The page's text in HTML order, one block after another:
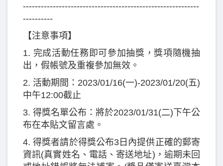
-----------------------------------------------------------
----------
【注意事項】
1. 完成活動任務即可參加抽獎，獎項隨機抽
出，假帳號及重複參加無效。
2. 活動期間：2023/01/16(一)-2023/01/20(五)
中午12:00截止
3. 得獎名單公布：將於2023/01/31(二)下午公
布在本貼文留言處。
4. 得獎者請於得獎公布3日內提供正確的郵寄
資訊(真實姓名、電話、寄送地址)，逾期未回